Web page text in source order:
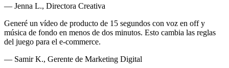
— Jenna L., Directora Creativa
Generé un vídeo de producto de 15 segundos con voz en off y
música de fondo en menos de dos minutos. Esto cambia las reglas
del juego para el e-commerce.
— Samir K., Gerente de Marketing Digital